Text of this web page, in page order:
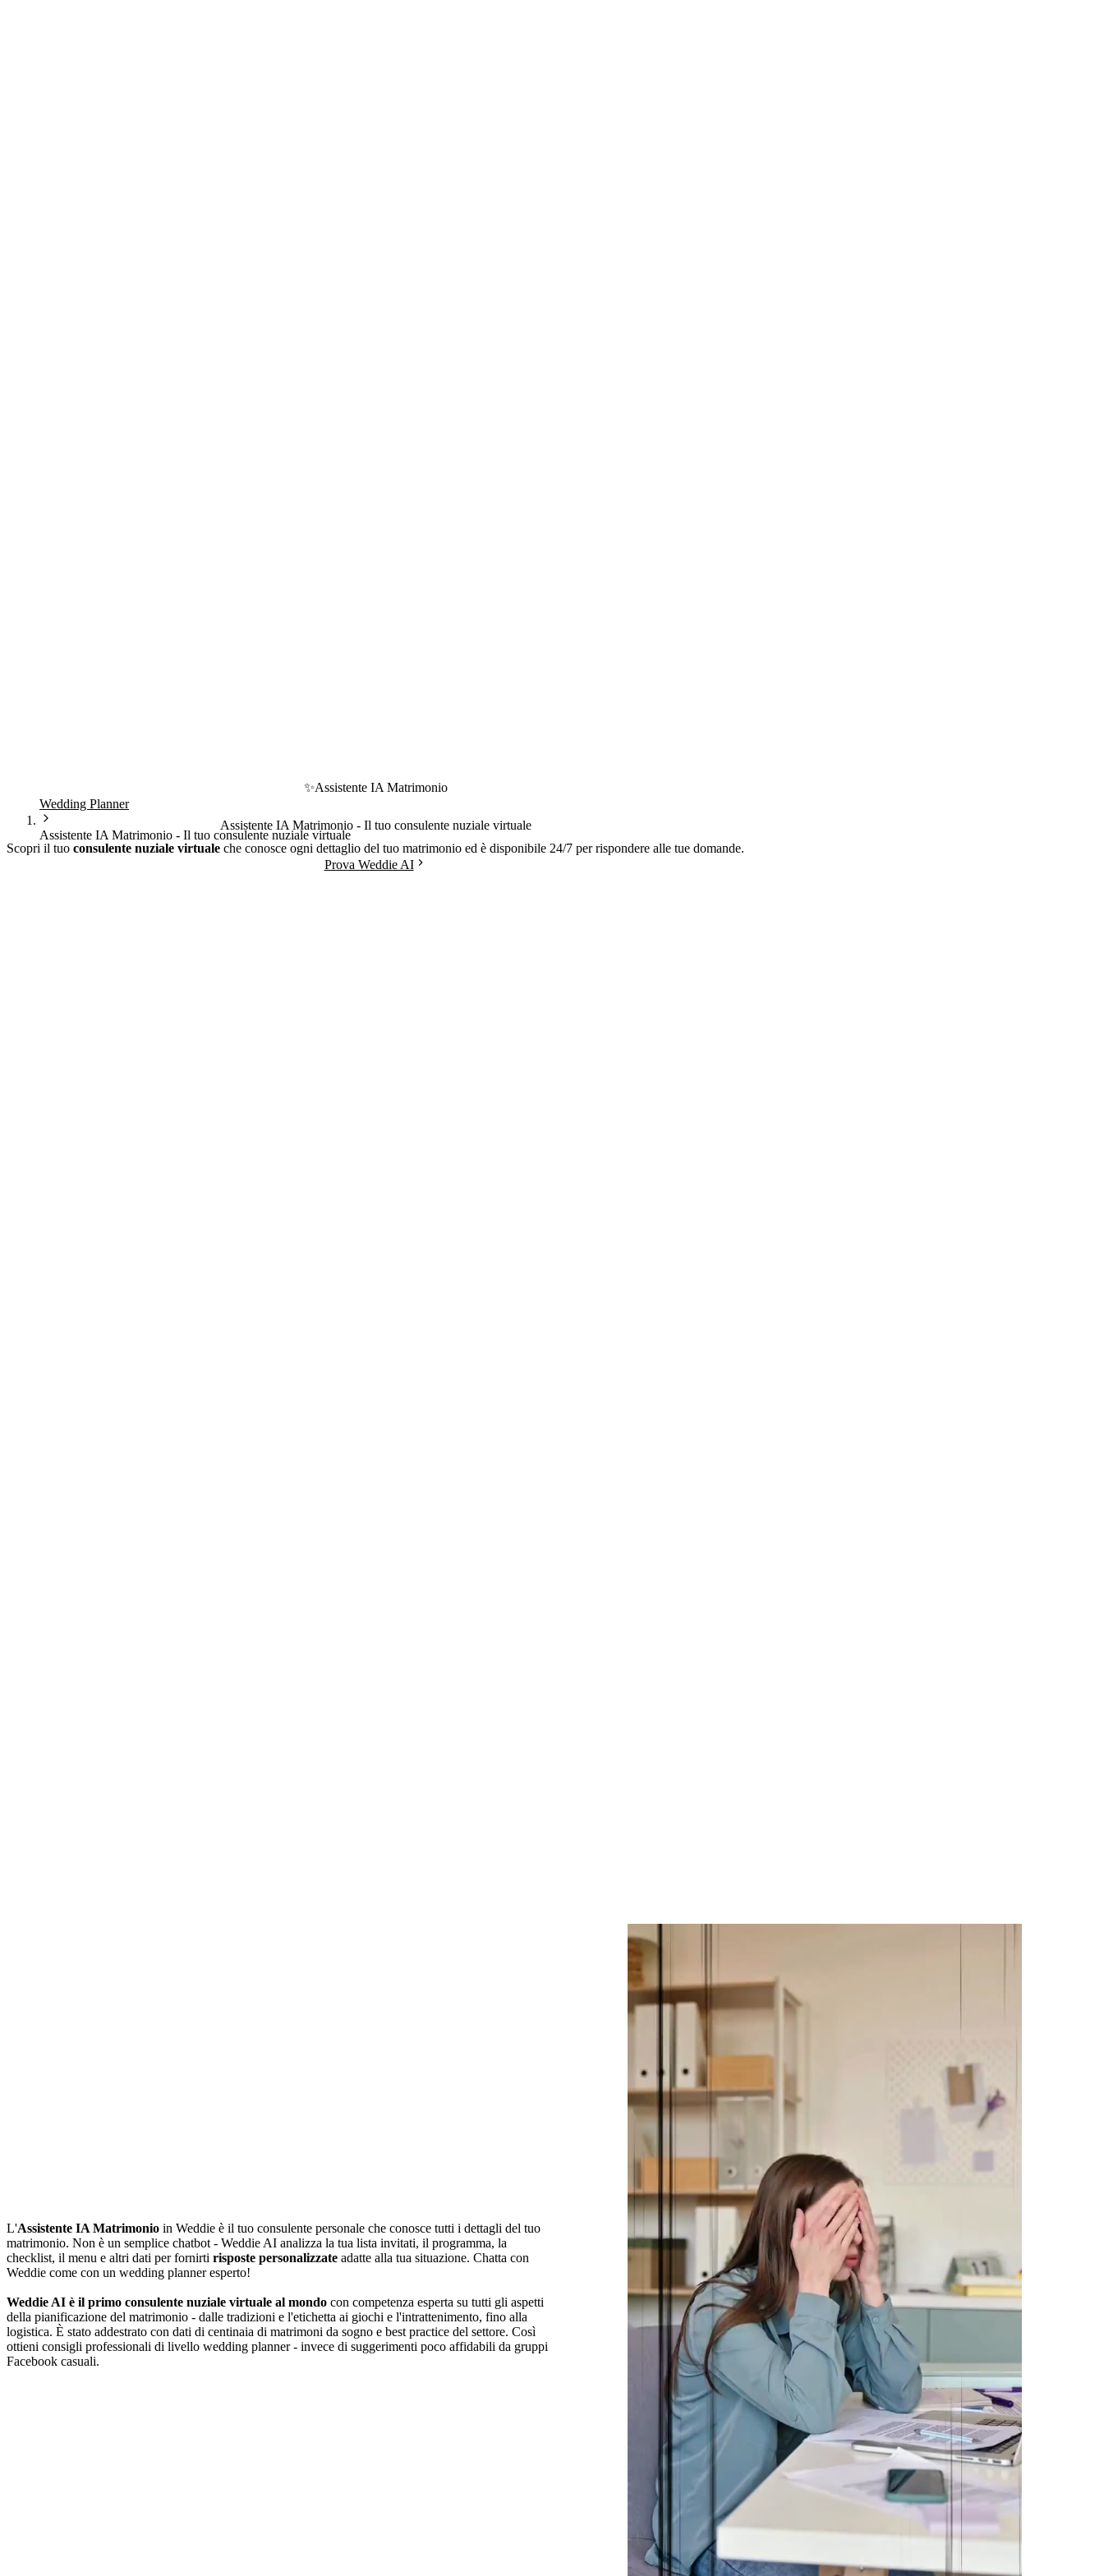
Wedding Planner
Assistente IA Matrimonio - Il tuo consulente nuziale virtuale
✨Assistente IA Matrimonio
Assistente IA Matrimonio - Il tuo consulente nuziale virtuale
Scopri il tuo consulente nuziale virtuale che conosce ogni dettaglio del tuo matrimonio ed è disponibile 24/7 per rispondere alle tue domande.
Prova Weddie AI
L'Assistente IA Matrimonio in Weddie è il tuo consulente personale che conosce tutti i dettagli del tuo
matrimonio. Non è un semplice chatbot - Weddie AI analizza la tua lista invitati, il programma, la
checklist, il menu e altri dati per fornirti risposte personalizzate adatte alla tua situazione. Chatta con
Weddie come con un wedding planner esperto!
Weddie AI è il primo consulente nuziale virtuale al mondo con competenza esperta su tutti gli aspetti
della pianificazione del matrimonio - dalle tradizioni e l'etichetta ai giochi e l'intrattenimento, fino alla
logistica. È stato addestrato con dati di centinaia di matrimoni da sogno e best practice del settore. Così
ottieni consigli professionali di livello wedding planner - invece di suggerimenti poco affidabili da gruppi
Facebook casuali.